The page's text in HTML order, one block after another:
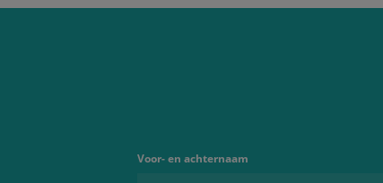
Voor- en achternaam